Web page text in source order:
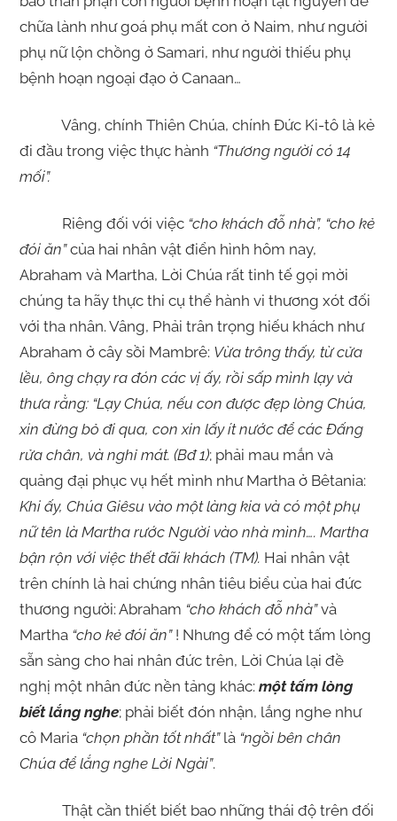
chữa lành như goá phụ mất con ở Naim, như người
phụ nữ lộn chồng ở Samari, như người thiếu phụ
bệnh hoạn ngoại đạo ở Canaan…
Vâng, chính Thiên Chúa, chính Đức Ki-tô là kẻ
đi đầu trong việc thực hành “Thương người có 14
mối”.
Riêng đối với việc “cho khách đỗ nhà”, “cho kẻ
đói ăn”của hai nhân vật điển hình hôm nay,
Abraham và Martha, Lời Chúa rất tinh tế gọi mời
chúng ta hãy thực thi cụ thể hành vi thương xót đối
với tha nhân. Vâng, Phải trân trọng hiếu khách như
Abraham ở cây sồi Mambrê: Vừa trông thấy, từ cửa
lều, ông chạy ra đón các vị ấy, rồi sấp mình lạy và
thưa rằng: “Lạy Chúa, nếu con được đẹp lòng Chúa,
xin đừng bỏ đi qua, con xin lấy ít nước để các Đấng
rửa chân, và nghỉ mát. (Bđ 1); phải mau mắn và
quảng đại phục vụ hết mình như Martha ở Bêtania:
Khi ấy, Chúa Giêsu vào một làng kia và có một phụ
nữ tên là Martha rước Người vào nhà mình…. Martha
bận rộn với việc thết đãi khách (TM). Hai nhân vật
trên chính là hai chứng nhân tiêu biểu của hai đức
thương người: Abraham “cho khách đỗ nhà”và
Martha “cho kẻ đói ăn”! Nhưng để có một tấm lòng
sẵn sàng cho hai nhân đức trên, Lời Chúa lại đề
nghị một nhân đức nền tảng khác: một tấm lòng
biết lắng nghe; phải biết đón nhận, lắng nghe như
cô Maria “chọn phần tốt nhất”là “ngồi bên chân
Chúa để lắng nghe Lời Ngài”.
Thật cần thiết biết bao những thái độ trên đối